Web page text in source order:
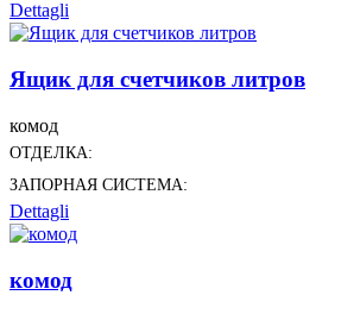
Dettagli
Ящик для счетчиков литров
комод
ОТДЕЛКА:
ЗАПОРНАЯ СИСТЕМА:
Dettagli
комод